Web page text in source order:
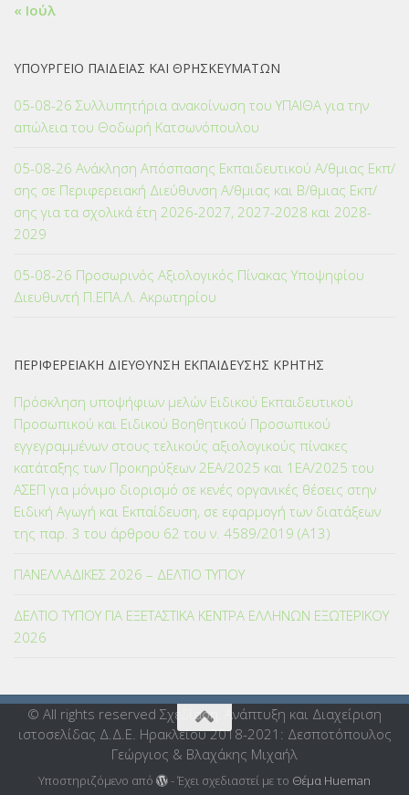
« Ιούλ
ΥΠΟΥΡΓΕΙΟ ΠΑΙΔΕΙΑΣ ΚΑΙ ΘΡΗΣΚΕΥΜΑΤΩΝ
05-08-26 Συλλυπητήρια ανακοίνωση του ΥΠΑΙΘΑ για την
απώλεια του Θοδωρή Κατσωνόπουλου
05-08-26 Ανάκληση Απόσπασης Εκπαιδευτικού Α/θμιας Εκπ/
σης σε Περιφερειακή Διεύθυνση Α/θμιας και Β/θμιας Εκπ/
σης για τα σχολικά έτη 2026-2027, 2027-2028 και 2028-
2029
05-08-26 Προσωρινός Αξιολογικός Πίνακας Υποψηφίου
Διευθυντή Π.ΕΠΑ.Λ. Ακρωτηρίου
ΠΕΡΙΦΕΡΕΙΑΚΗ ΔΙΕΥΘΥΝΣΗ ΕΚΠΑΙΔΕΥΣΗΣ ΚΡΗΤΗΣ
Πρόσκληση υποψήφιων μελών Ειδικού Εκπαιδευτικού
Προσωπικού και Ειδικού Βοηθητικού Προσωπικού
εγγεγραμμένων στους τελικούς αξιολογικούς πίνακες
κατάταξης των Προκηρύξεων 2ΕΑ/2025 και 1ΕΑ/2025 του
ΑΣΕΠ για μόνιμο διορισμό σε κενές οργανικές θέσεις στην
Ειδική Αγωγή και Εκπαίδευση, σε εφαρμογή των διατάξεων
της παρ. 3 του άρθρου 62 του ν. 4589/2019 (Α΄13)
ΠΑΝΕΛΛΑΔΙΚΕΣ 2026 – ΔΕΛΤΙΟ ΤΥΠΟΥ
ΔΕΛΤΙΟ ΤΥΠΟΥ ΓΙΑ ΕΞΕΤΑΣΤΙΚΑ ΚΕΝΤΡΑ ΕΛΛΗΝΩΝ ΕΞΩΤΕΡΙΚΟΥ
2026
© All rights reserved Σχεδίαση, Ανάπτυξη και Διαχείριση
ιστοσελίδας Δ.Δ.Ε. Ηρακλείου 2018-2021: Δεσποτόπουλος
Γεώργιος & Βλαχάκης Μιχαήλ
Υποστηριζόμενο από - Έχει σχεδιαστεί με το Θέμα Ηueman